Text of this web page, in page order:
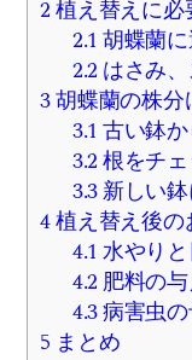
2植え替えに
2.1 胡蝶蘭
2.2 はさみ
3胡蝶蘭の株
3.1 古い鉢
3.2根をチ
3.3新しい
4植え替え後の
4.1 水やり
4.2肥料の
4.3病害虫
5 まとめ